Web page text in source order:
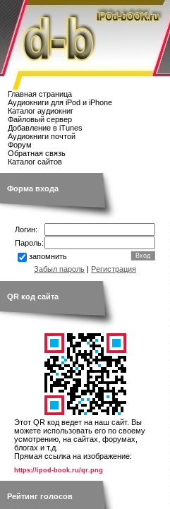
Главная страница
Аудиокниги для iPod и iPhone
Каталог аудиокниг
Файловый сервер
Добавление в iTunes
Аудиокниги почтой
Форум
Обратная связь
Каталог сайтов
Форма входа
Логин:
Пароль:
запомнить
Забыл пароль | Регистрация
QR код сайта
Этот QR код ведет на наш сайт. Вы
можете использовать его по своему
усмотрению, на сайтах, форумах,
блогах и т.д.
Прямая ссылка на изображение:
https://ipod-book.ru/qr.png
Рейтинг голосов